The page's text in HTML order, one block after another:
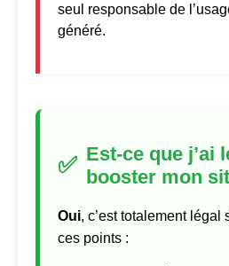
seul responsable de
généré.
✅ Est-ce que j’ai
booster mon
Oui, c’est totalement légal
ces points :